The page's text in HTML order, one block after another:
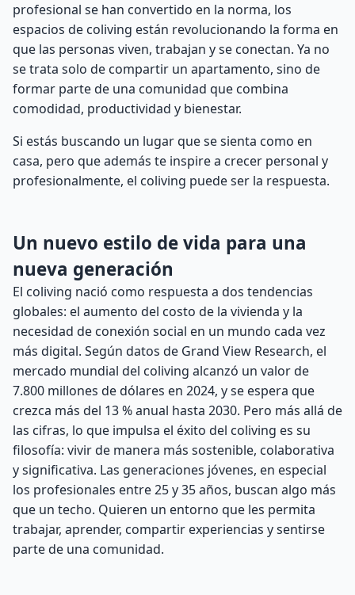
profesional se han convertido en la norma, los
espacios de coliving están revolucionando la forma en
que las personas viven, trabajan y se conectan. Ya no
se trata solo de compartir un apartamento, sino de
formar parte de una comunidad que combina
comodidad, productividad y bienestar.
Si estás buscando un lugar que se sienta como en
casa, pero que además te inspire a crecer personal y
profesionalmente, el coliving puede ser la respuesta.
Un nuevo estilo de vida para una
nueva generación
El coliving nació como respuesta a dos tendencias
globales: el aumento del costo de la vivienda y la
necesidad de conexión social en un mundo cada vez
más digital. Según datos de Grand View Research, el
mercado mundial del coliving alcanzó un valor de
7.800 millones de dólares en 2024, y se espera que
crezca más del 13 % anual hasta 2030. Pero más allá de
las cifras, lo que impulsa el éxito del coliving es su
filosofía: vivir de manera más sostenible, colaborativa
y significativa. Las generaciones jóvenes, en especial
los profesionales entre 25 y 35 años, buscan algo más
que un techo. Quieren un entorno que les permita
trabajar, aprender, compartir experiencias y sentirse
parte de una comunidad.